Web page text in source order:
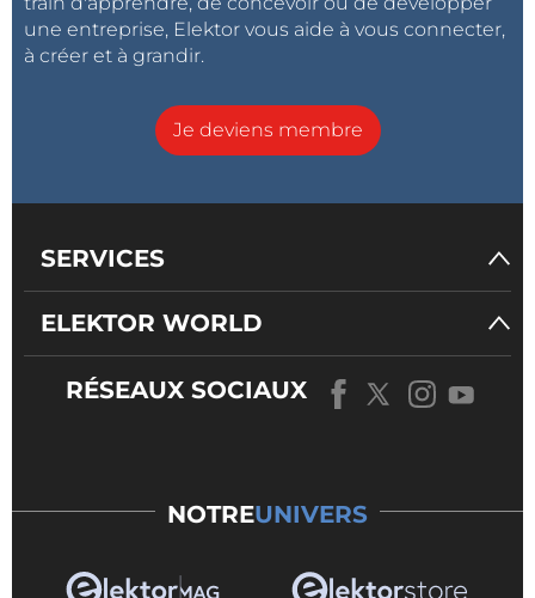
une entreprise, Elektor vous aide à vous connecter,
à créer et à grandir.
Je deviens membre
SERVICES
ELEKTOR WORLD
RÉSEAUX SOCIAUX
NOTREUNIVERS